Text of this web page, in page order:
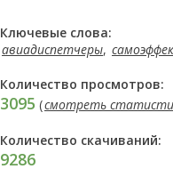
Ключевые слова:
авиадиспетчеры,
Количество просмотров:
3095 (смотреть
Количество скачиваний:
9286